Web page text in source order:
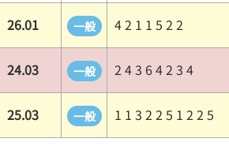
26.01 一般 4 2 1 1 5 2 2
24.03 一般 2 4 3 6 4 2 3 4
25.03 一般 1 1 3 2 2 5 1 2 2 5